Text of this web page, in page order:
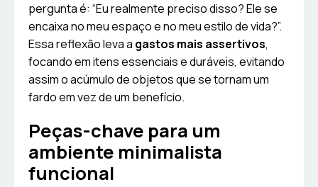
pergunta é: “Eu realmente preciso disso? Ele se
encaixa no meu espaço e no meu estilo de vida?”.
Essa reflexão leva a gastos mais assertivos,
focando em itens essenciais e duráveis, evitando
assim o acúmulo de objetos que se tornam um
fardo em vez de um benefício.
Peças-chave para um
ambiente minimalista
funcional